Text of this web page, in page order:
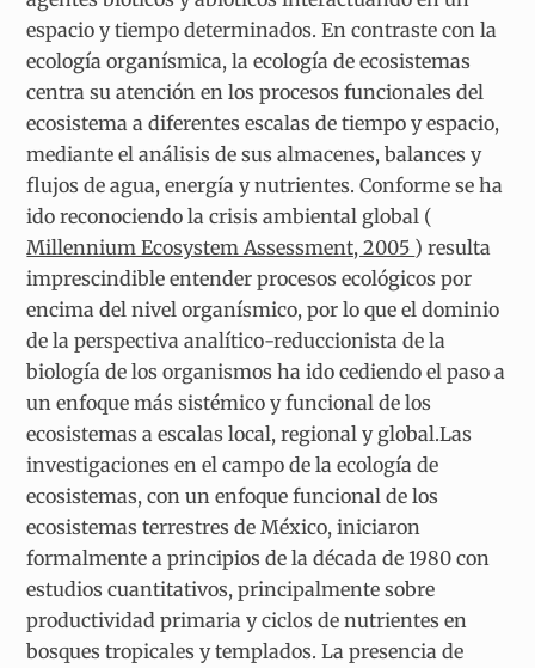
espacio y tiempo determinados. En contraste con la
ecología organísmica, la ecología de ecosistemas
centra su atención en los procesos funcionales del
ecosistema a diferentes escalas de tiempo y espacio,
mediante el análisis de sus almacenes, balances y
flujos de agua, energía y nutrientes. Conforme se ha
ido reconociendo la crisis ambiental global (
Millennium Ecosystem Assessment, 2005 ) resulta
imprescindible entender procesos ecológicos por
encima del nivel organísmico, por lo que el dominio
de la perspectiva analítico-reduccionista de la
biología de los organismos ha ido cediendo el paso a
un enfoque más sistémico y funcional de los
ecosistemas a escalas local, regional y global.Las
investigaciones en el campo de la ecología de
ecosistemas, con un enfoque funcional de los
ecosistemas terrestres de México, iniciaron
formalmente a principios de la década de 1980 con
estudios cuantitativos, principalmente sobre
productividad primaria y ciclos de nutrientes en
bosques tropicales y templados. La presencia de